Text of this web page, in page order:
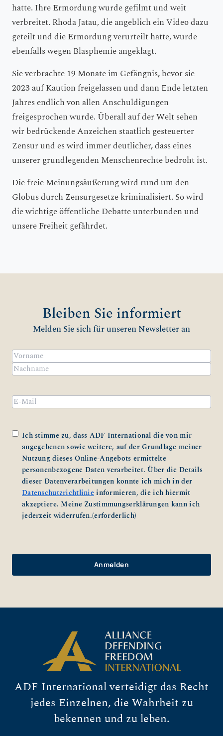
hatte. Ihre Ermordung wurde gefilmt und weit
verbreitet. Rhoda Jatau, die angeblich ein Video dazu
geteilt und die Ermordung verurteilt hatte, wurde
ebenfalls wegen Blasphemie angeklagt.
Sie verbrachte 19 Monate im Gefängnis, bevor sie
2023 auf Kaution freigelassen und dann Ende letzten
Jahres endlich von allen Anschuldigungen
freigesprochen wurde. Überall auf der Welt sehen
wir bedrückende Anzeichen staatlich gesteuerter
Zensur und es wird immer deutlicher, dass eines
unserer grundlegenden Menschenrechte bedroht ist.
Die freie Meinungsäußerung wird rund um den
Globus durch Zensurgesetze kriminalisiert. So wird
die wichtige öffentliche Debatte unterbunden und
unsere Freiheit gefährdet.
Bleiben Sie informiert
Melden Sie sich für unseren Newsletter an
Name(erforderlich)
Vorname
Zustimmung(erforderlich)
Ich stimme zu, dass ADF International die von mir
angegebenen sowie weitere, auf der Grundlage meiner
Nutzung dieses Online-Angebots ermittelte
personenbezogene Daten verarbeitet. Über die Details
dieser Datenverarbeitungen konnte ich mich in der
Datenschutzrichtlinieinformieren, die ich hiermit
akzeptiere. Meine Zustimmungserklärungen kann ich
jederzeit widerrufen.(erforderlich)
ADF International verteidigt das Recht
jedes Einzelnen, die Wahrheit zu
bekennen und zu leben.